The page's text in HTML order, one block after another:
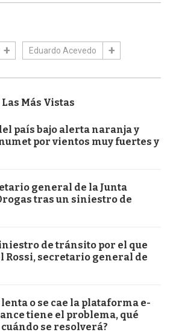
Eduardo Acevedo
Las Más Vistas
país bajo alerta naranja y
por vientos muy fuertes y
general de la Junta
tras un siniestro de
de tránsito por el que
Rossi, secretario general de
lenta o se cae la plataforma e-
tiene el problema, qué
se resolverá?